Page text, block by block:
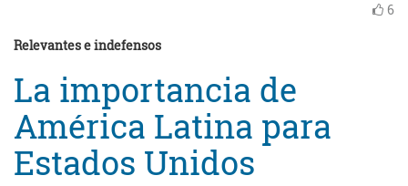
6
Relevantes e indefensos
La importancia de
América Latina para
Estados Unidos